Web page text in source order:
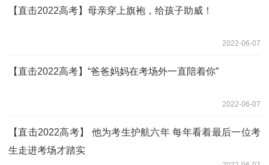
【直击2022高考】母亲穿上旗袍，给孩子助威！
2022-06-07
【直击2022高考】“爸爸妈妈在考场外一直陪着你”
2022-06-07
【直击2022高考】 他为考生护航六年 每年看着最后一位考
生走进考场才踏实